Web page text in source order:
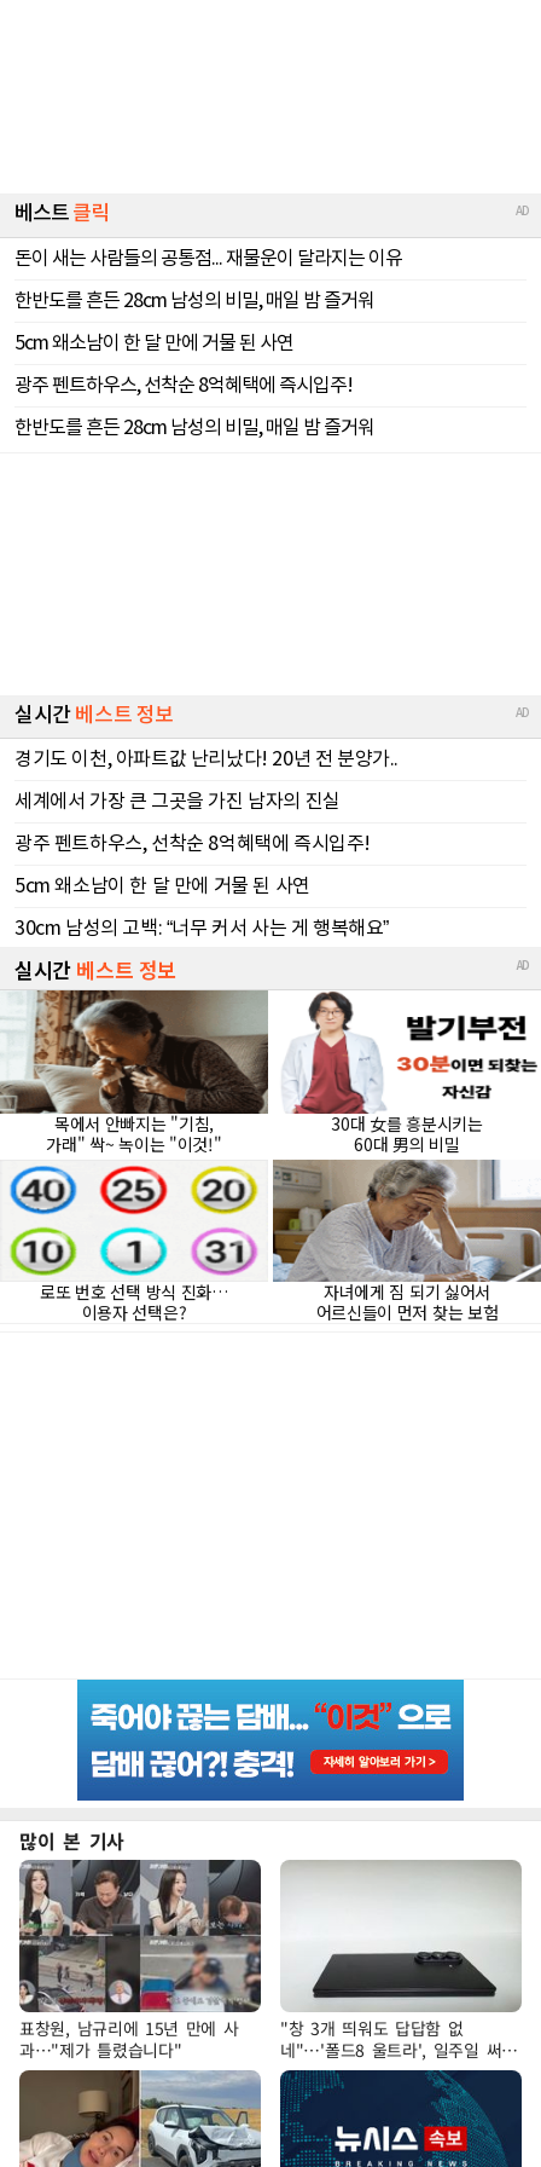
많이 본 기사
표창원, 남규리에 15년 만에 사
과…"제가 틀렸습니다"
"창 3개 띄워도 답답함 없
네"…'폴드8 울트라', 일주일 써보
니